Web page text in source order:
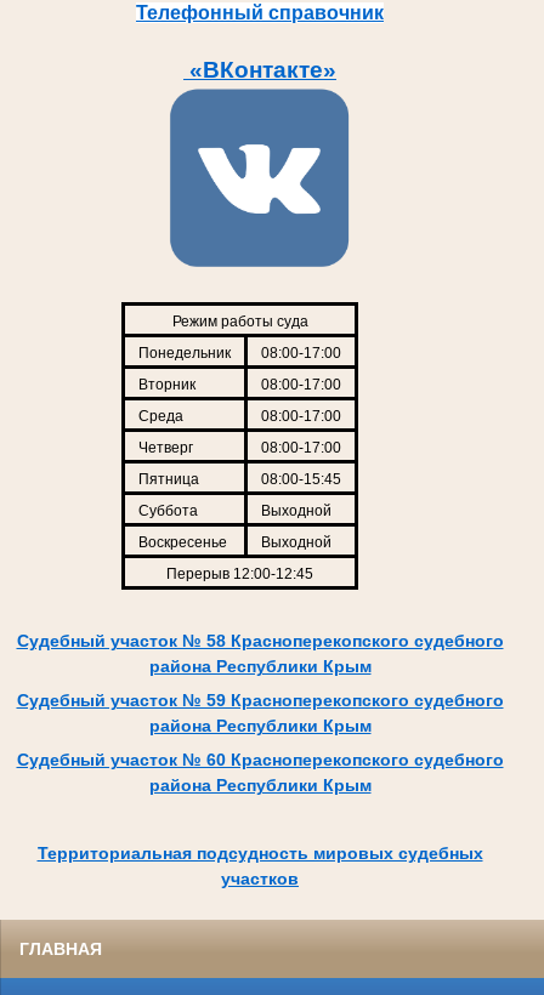
Телефонный справочник
«ВКонтакте»
Режим работы суда
Понедельник
08:00-17:00
Вторник
08:00-17:00
Среда
08:00-17:00
Четверг
08:00-17:00
Пятница
08:00-15:45
Суббота
Выходной
Воскресенье
Выходной
Перерыв 12:00-12:45
Судебный участок № 58 Красноперекопского судебного
района Республики Крым
Судебный участок № 59 Красноперекопского судебного
района Республики Крым
Судебный участок № 60 Красноперекопского судебного
района Республики Крым
Территориальная подсудность мировых судебных
участков
ГЛАВНАЯ